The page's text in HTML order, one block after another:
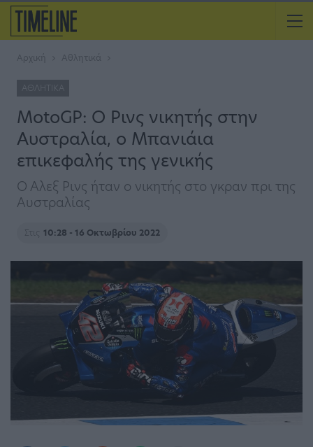
Αρχική Αθλητικά
ΑΘΛΗΤΙΚΆ
MotoGP: Ο Ρινς νικητής στην
Αυστραλία, ο Μπανιάια
επικεφαλής της γενικής
Ο Αλεξ Ρινς ήταν ο νικητής στο γκραν πρι της
Αυστραλίας
Στις 10:28 - 16 Οκτωβρίου 2022